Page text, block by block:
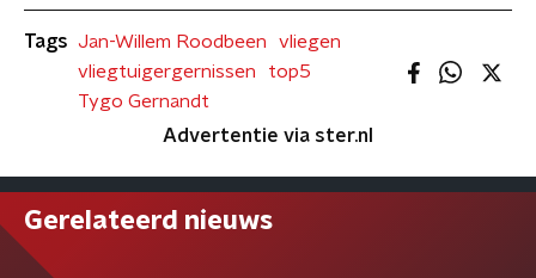
Tags Jan-Willem Roodbeen
vliegen
vliegtuigergernissen
top5
Tygo Gernandt
Advertentie via ster.nl
Gerelateerd nieuws